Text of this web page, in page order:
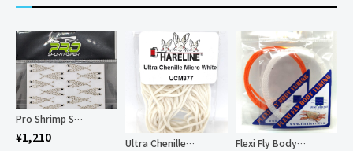
Pro Shrimp Shell Skeletor
¥1,210 Ultra Chenille Micro Flexi Fly Body Tubing